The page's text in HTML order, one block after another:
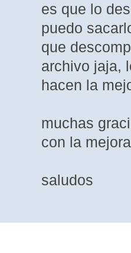
es que lo
puedo
que
archivo jaja,
hacen la
muchas
con la
saludos